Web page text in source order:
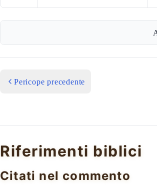
Pericope precedente
Riferimenti biblici
Citati nel commento